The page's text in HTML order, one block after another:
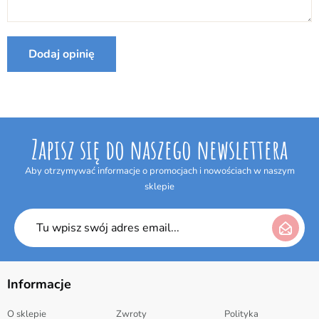
od dnia odebrania przesyłki.
Dodaj opinię
Zapisz się do naszego newslettera
Aby otrzymywać informacje o promocjach i nowościach w naszym
sklepie
Informacje
O sklepie Zwroty Polityka